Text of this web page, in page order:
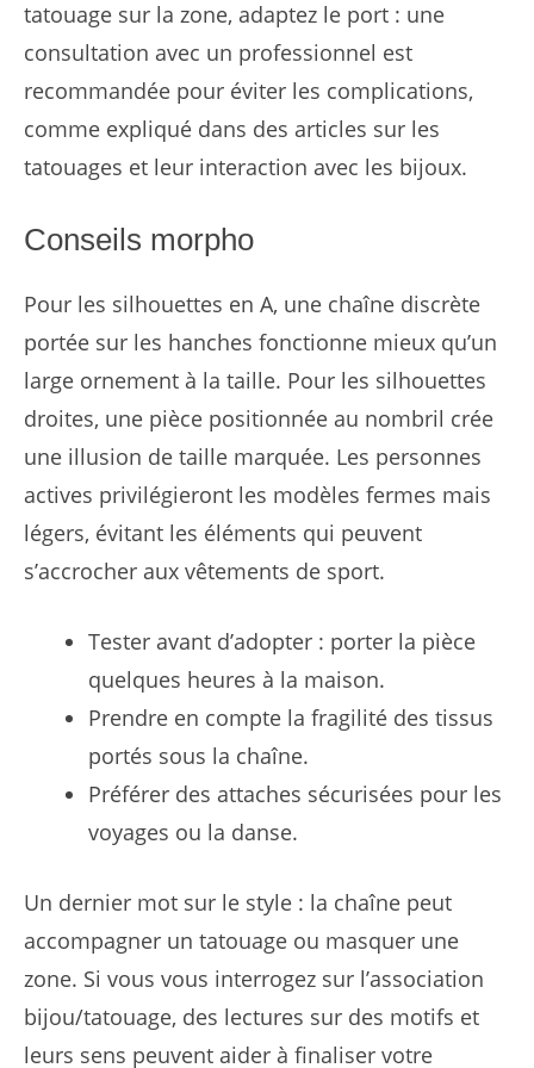
tatouage sur la zone, adaptez le port : une
consultation avec un professionnel est
recommandée pour éviter les complications,
comme expliqué dans des articles sur les
tatouages et leur interaction avec les bijoux.
Conseils morpho
Pour les silhouettes en A, une chaîne discrète
portée sur les hanches fonctionne mieux qu’un
large ornement à la taille. Pour les silhouettes
droites, une pièce positionnée au nombril crée
une illusion de taille marquée. Les personnes
actives privilégieront les modèles fermes mais
légers, évitant les éléments qui peuvent
s’accrocher aux vêtements de sport.
Tester avant d’adopter : porter la pièce
quelques heures à la maison.
Prendre en compte la fragilité des tissus
portés sous la chaîne.
Préférer des attaches sécurisées pour les
voyages ou la danse.
Un dernier mot sur le style : la chaîne peut
accompagner un tatouage ou masquer une
zone. Si vous vous interrogez sur l’association
bijou/tatouage, des lectures sur des motifs et
leurs sens peuvent aider à finaliser votre